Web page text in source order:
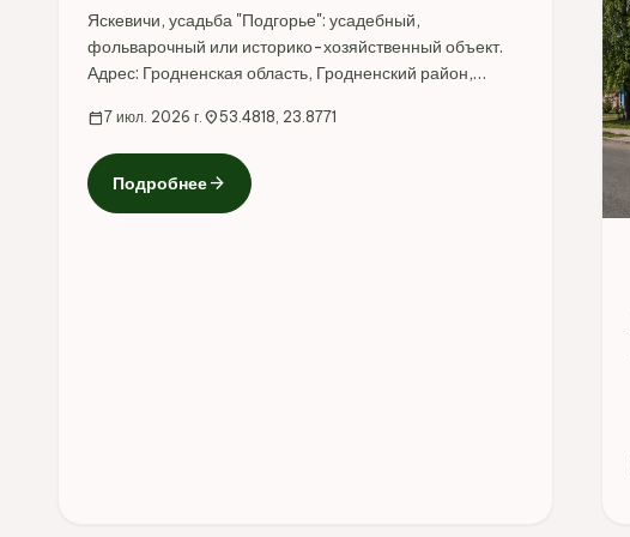
Яскевичи, усадьба "Подгорье": усадебный,
фольварочный или историко-хозяйственный объект.
Адрес: Гродненская область, Гродненский район,
calendar_today7 июл. 2026 г. location_on53.4818, 23.8771
Подробнееarrow_forward